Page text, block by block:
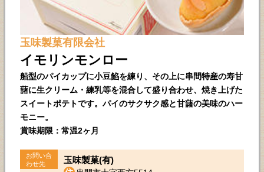
玉味製菓有限会社
イモリンモンロー
船型のパイカップに小豆餡を練り、その上に串間特産の寿甘
藷に生クリーム・練乳等を混合して盛り合わせ、焼き上げた
スイートポテトです。パイのサクサク感と甘藷の美味のハー
モニー。
賞味期限：常温2ヶ月
お問い合
わせ先
玉味製菓(有)